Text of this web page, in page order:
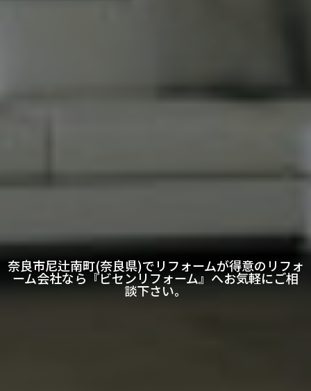
奈良市尼辻南町(奈良県)でリフォームが得意のリフォ
ーム会社なら『ビセンリフォーム』へお気軽にご相
談下さい。